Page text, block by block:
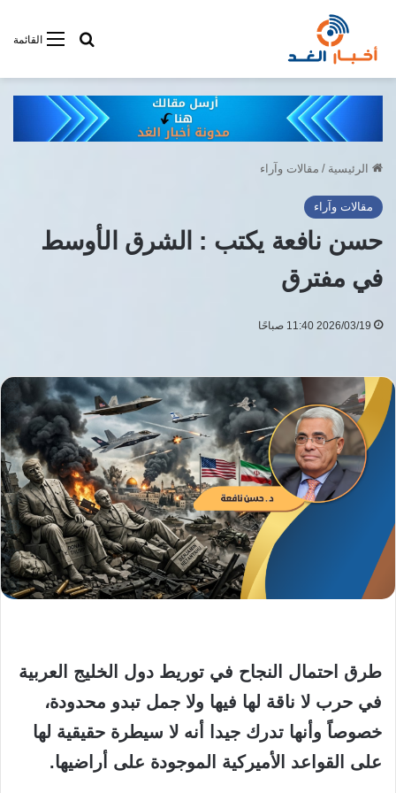
القائمةأبحت فى
الرئيسية / مقالات وآراء
مقالات وآراء
حسن نافعة يكتب : الشرق الأوسط
في مفترق
2026/03/19 11:40 صباحًا
طرق احتمال النجاح في توريط دول الخليج العربية
في حرب لا ناقة لها فيها ولا جمل تبدو محدودة،
خصوصاً وأنها تدرك جيدا أنه لا سيطرة حقيقية لها
على القواعد الأميركية الموجودة على أراضيها.